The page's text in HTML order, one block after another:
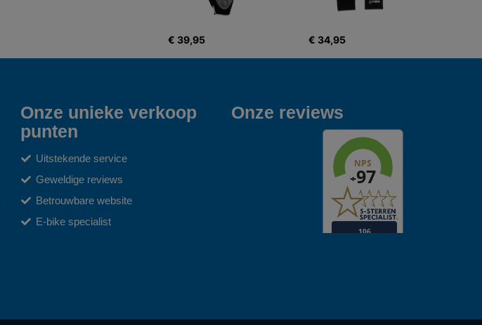
€ 39,95 € 34,95
Onze unieke verkoop
punten
Uitstekende service
Geweldige reviews
Betrouwbare website
E-bike specialist
Onze reviews